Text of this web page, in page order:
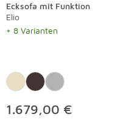
Ecksofa mit Funktion
Elio
+ 8 Varianten
1.679,00 €